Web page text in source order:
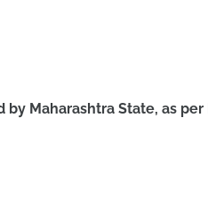
Maharashtra State, as